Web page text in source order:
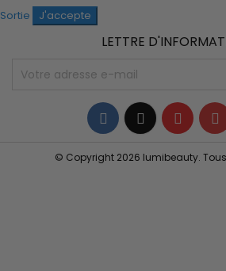
Sortie
J'accepte
LETTRE
Facebook
Twitter
© Copyright 2026 lumibeauty.